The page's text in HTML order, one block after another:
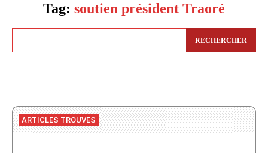
Tag: soutien président Traoré
RECHERCHER
ARTICLES TROUVES